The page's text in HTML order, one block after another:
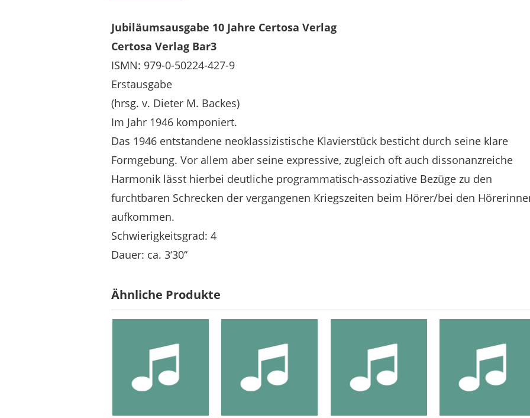
Jubiläumsausgabe 10 Jahre Certosa Verlag
Certosa Verlag Bar3
ISMN: 979-0-50224-427-9
Erstausgabe
(hrsg. v. Dieter M. Backes)
Im Jahr 1946 komponiert.
Das 1946 entstandene neoklassizistische Klavierstück besticht durch seine klare
Formgebung. Vor allem aber seine expressive, zugleich oft auch dissonanzreiche
Harmonik lässt hierbei deutliche programmatisch-assoziative Bezüge zu den
furchtbaren Schrecken der vergangenen Kriegszeiten beim Hörer/bei den
aufkommen.
Schwierigkeitsgrad: 4
Dauer: ca. 3‘30‘‘
Ähnliche Produkte